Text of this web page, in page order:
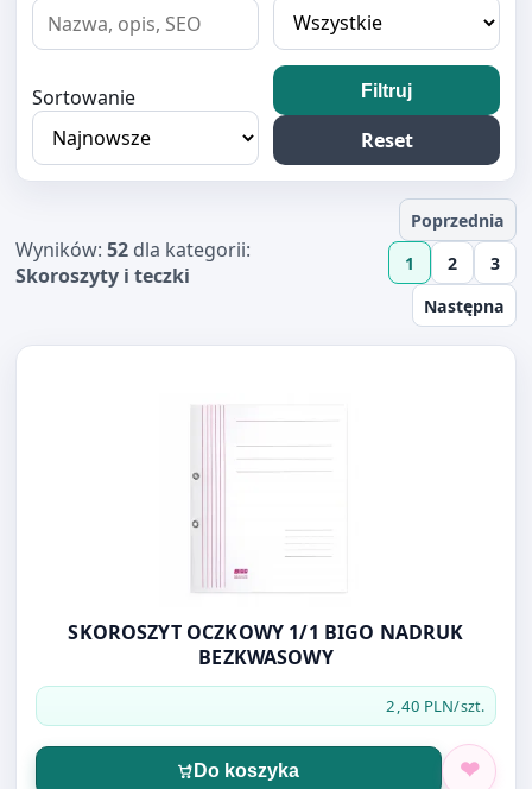
Sortowanie Filtruj
Reset
Wyników:52 dla kategorii:
Skoroszyty i teczki
Poprzednia
1
2
3
Następna
Otwórz produkt: SKOROSZYT OCZKOWY 1/1 BIGO
SKOROSZYT OCZKOWY 1/1 BIGO NADRUK
BEZKWASOWY
2,40 PLN/szt.
Do koszyka